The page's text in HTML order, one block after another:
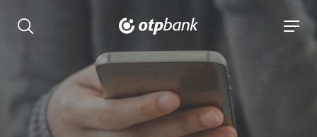
Keresés kinyitása